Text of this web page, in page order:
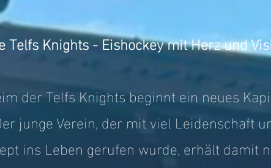
Telfs Knights - Eishockey mit Herz und
der Telfs Knights beginnt ein neues
junge Verein, der mit viel Leidenschaft
ins Leben gerufen wurde, erhält damit